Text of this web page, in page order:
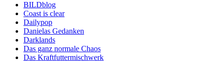
BILDblog
Coast is clear
Dailypop
Danielas Gedanken
Darklands
Das ganz normale Chaos
Das Kraftfuttermischwerk